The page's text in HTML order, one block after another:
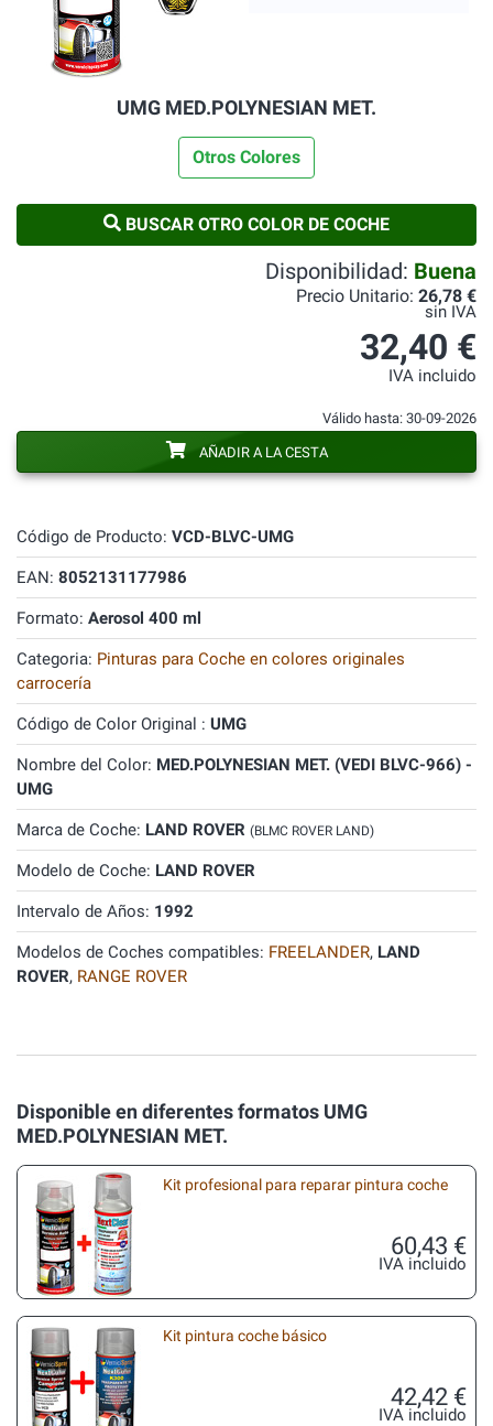
UMG MED.POLYNESIAN MET.
Otros Colores
BUSCAR OTRO COLOR DE COCHE
Código de Producto: VCD-BLVC-UMG
EAN: 8052131177986
Formato: Aerosol 400 ml
Categoria: Pinturas para Coche en colores originales
carrocería
Código de Color Original : UMG
Nombre del Color: MED.POLYNESIAN MET. (VEDI BLVC-966) -
UMG
Marca de Coche: LAND ROVER (BLMC ROVER LAND)
Modelo de Coche: LAND ROVER
Intervalo de Años: 1992
Modelos de Coches compatibles: FREELANDER, LAND
ROVER, RANGE ROVER
Disponibilidad: Buena
Precio Unitario: 26,78 €
sin IVA
32,40 €
IVA incluido
Válido hasta: 30-09-2026
AÑADIR A LA CESTA
Disponible en diferentes formatos UMG
MED.POLYNESIAN MET.
Kit profesional para reparar pintura coche
60,43 €
IVA incluido
Kit pintura coche básico
42,42 €
IVA incluido